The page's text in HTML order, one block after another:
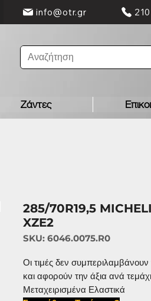
info@otr.gr
Ζάντες
285/70R19,5
XZE2
SKU: 6046.0075.R0
Οι τιμές δεν
και αφορούν την άξια ανά
Μεταχειρισμένα Ελαστικά